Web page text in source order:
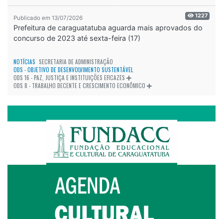
Publicado em 13/07/2026 1227
Prefeitura de caraguatatuba aguarda mais aprovados do
concurso de 2023 até sexta-feira (17)
NOTÍCIAS SECRETARIA DE ADMINISTRAÇÃO
ODS - OBJETIVO DE DESENVOLVIMENTO SUSTENTÁVEL
ODS 16 - PAZ, JUSTIÇA E INSTITUIÇÕES EFICAZES
ODS 8 - TRABALHO DECENTE E CRESCIMENTO ECONÔMICO